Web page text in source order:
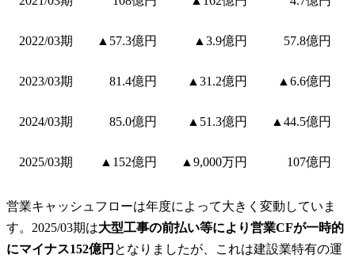
2022/03期 ▲57.3億円 ▲3.9億円 57.8億円
2023/03期 81.4億円 ▲31.2億円 ▲6.6億円
2024/03期 85.0億円 ▲51.3億円 ▲44.5億円
2025/03期 ▲152億円 ▲9,000万円 107億円
営業キャッシュフローは年度によって大きく変動していま
す。2025/03期は大型工事の前払い等により営業CFが一時的
にマイナス152億円 となりましたが、これは建設業特有の運